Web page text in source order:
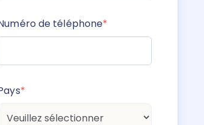
de téléphone*
*